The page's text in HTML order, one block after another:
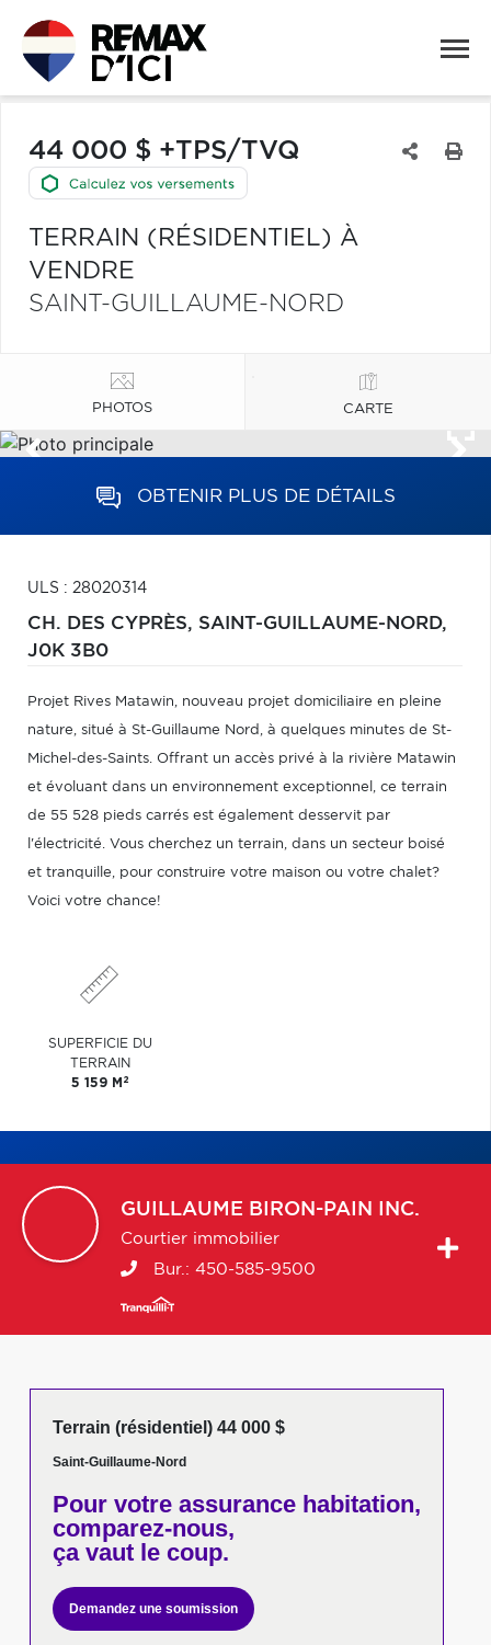
44 000 $ +TPS/TVQ
TERRAIN (RÉSIDENTIEL) À
VENDRE
SAINT-GUILLAUME-NORD
PHOTOS CARTE
OBTENIR PLUS DE DÉTAILS
ULS : 28020314
CH. DES CYPRÈS, SAINT-GUILLAUME-NORD,
J0K 3B0
Projet Rives Matawin, nouveau projet domiciliaire en pleine
nature, situé à St-Guillaume Nord, à quelques minutes de St-
Michel-des-Saints. Offrant un accès privé à la rivière Matawin
et évoluant dans un environnement exceptionnel, ce terrain
de 55 528 pieds carrés est également desservit par
l'électricité. Vous cherchez un terrain, dans un secteur boisé
et tranquille, pour construire votre maison ou votre chalet?
Voici votre chance!
SUPERFICIE DU
TERRAIN
5 159 M 2
GUILLAUME BIRON-PAIN INC.
Courtier immobilier
Bur.: 450-585-9500
Terrain (résidentiel) 44 000 $
Saint-Guillaume-Nord
Pour votreassurance habitation,
comparez-nous,
ça vaut le coup.
Demandez une soumission